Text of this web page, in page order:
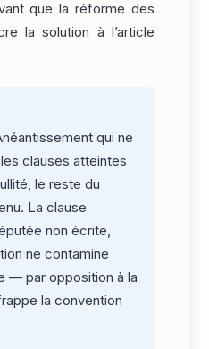
que la réforme des
la solution à l’article
qui ne
clauses atteintes
le reste du
La clause
non écrite,
ne contamine
— par opposition à la
la convention